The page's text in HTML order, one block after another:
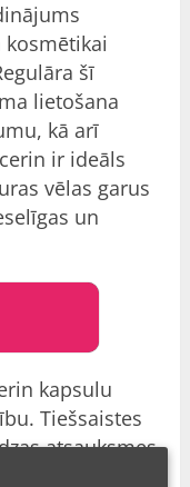
šī
lietošana
kā arī
ir ideāls
vēlas garus
un
kapsulu
Tiešsaistes
atsauksmes